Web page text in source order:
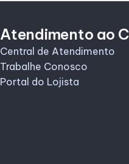
Atendimento ao
Central de Atendimento
Trabalhe Conosco
Portal do Lojista